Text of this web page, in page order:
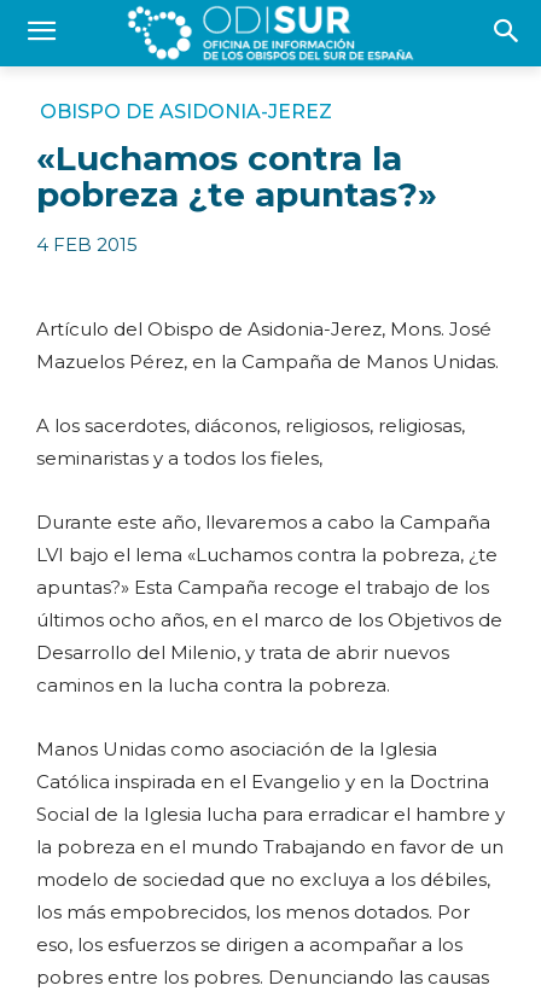
OBISPO DE ASIDONIA-JEREZ
«Luchamos contra la
pobreza ¿te apuntas?»
4 FEB 2015
Artículo del Obispo de Asidonia-Jerez, Mons. José
Mazuelos Pérez, en la Campaña de Manos Unidas.
A los sacerdotes, diáconos, religiosos, religiosas,
seminaristas y a todos los fieles,
Durante este año, llevaremos a cabo la Campaña
LVI bajo el lema «Luchamos contra la pobreza, ¿te
apuntas?» Esta Campaña recoge el trabajo de los
últimos ocho años, en el marco de los Objetivos de
Desarrollo del Milenio, y trata de abrir nuevos
caminos en la lucha contra la pobreza.
Manos Unidas como asociación de la Iglesia
Católica inspirada en el Evangelio y en la Doctrina
Social de la Iglesia lucha para erradicar el hambre y
la pobreza en el mundo Trabajando en favor de un
modelo de sociedad que no excluya a los débiles,
los más empobrecidos, los menos dotados. Por
eso, los esfuerzos se dirigen a acompañar a los
pobres entre los pobres. Denunciando las causas